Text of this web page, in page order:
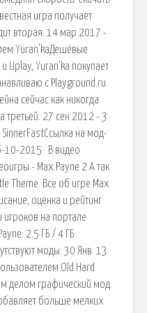
игра получает
вторая. 14 мар 2017 -
Yuran'kaДешёвые
Uplay, Yuran'ka покупает
с Playground.ru.
сейчас как никогда
третьей. 27 сен 2012 - 3
на мод-
10-2015 · В видео
- Max Payne 2 А так
Theme. Все об игре Max
оценка и рейтинг
на портале
2.5 ГБ / 4 ГБ
моды. 30 Янв. 13
Old Hard
делом графический мод.
больше мелких